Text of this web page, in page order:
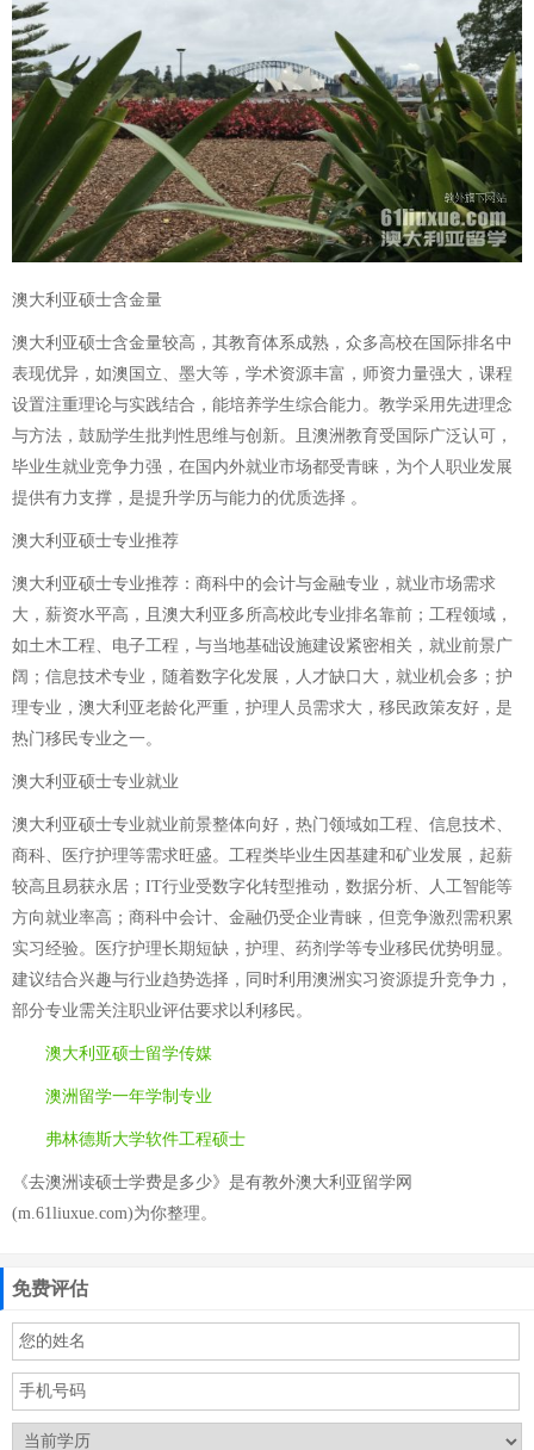
澳大利亚硕士含金量
澳大利亚硕士含金量较高，其教育体系成熟，众多高校在国际排名中
表现优异，如澳国立、墨大等，学术资源丰富，师资力量强大，课程
设置注重理论与实践结合，能培养学生综合能力。教学采用先进理念
与方法，鼓励学生批判性思维与创新。且澳洲教育受国际广泛认可，
毕业生就业竞争力强，在国内外就业市场都受青睐，为个人职业发展
提供有力支撑，是提升学历与能力的优质选择 。
澳大利亚硕士专业推荐
澳大利亚硕士专业推荐：商科中的会计与金融专业，就业市场需求
大，薪资水平高，且澳大利亚多所高校此专业排名靠前；工程领域，
如土木工程、电子工程，与当地基础设施建设紧密相关，就业前景广
阔；信息技术专业，随着数字化发展，人才缺口大，就业机会多；护
理专业，澳大利亚老龄化严重，护理人员需求大，移民政策友好，是
热门移民专业之一。
澳大利亚硕士专业就业
澳大利亚硕士专业就业前景整体向好，热门领域如工程、信息技术、
商科、医疗护理等需求旺盛。工程类毕业生因基建和矿业发展，起薪
较高且易获永居；IT行业受数字化转型推动，数据分析、人工智能等
方向就业率高；商科中会计、金融仍受企业青睐，但竞争激烈需积累
实习经验。医疗护理长期短缺，护理、药剂学等专业移民优势明显。
建议结合兴趣与行业趋势选择，同时利用澳洲实习资源提升竞争力，
部分专业需关注职业评估要求以利移民。
澳大利亚硕士留学传媒
澳洲留学一年学制专业
弗林德斯大学软件工程硕士
《去澳洲读硕士学费是多少》是有教外澳大利亚留学网
(m.61liuxue.com)为你整理。
免费评估